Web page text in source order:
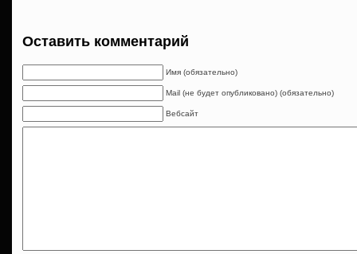
Оставить комментарий
Имя (обязательно)
Mail (не будет опубликовано) (обязательно)
Вебсайт